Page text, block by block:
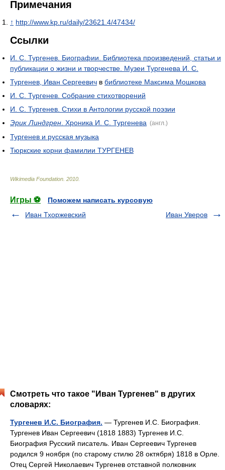
Примечания
↑ http://www.kp.ru/daily/23621.4/47434/
Ссылки
И. С. Тургенев. Биографии. Библиотека произведений, статьи и
публикации о жизни и творчестве. Музеи Тургенева И. С.
Тургенев, Иван Сергеевич в библиотеке Максима Мошкова
И. С. Тургенев. Собрание стихотворений
И. С. Тургенев. Стихи в Антологии русской поэзии
Эрик Линдгрен . Хроника И. С. Тургенева (англ.)
Тургенев и русская музыка
Тюркские корни фамилии ТУРГЕНЕВ
Wikimedia Foundation 2010
Игры ⚽
Поможем написать курсовую
Иван Тхоржевский
Иван Уверов
Смотреть что такое "Иван Тургенев" в других
словарях:
Тургенев И.С. Биография. — Тургенев И.С. Биография.
Тургенев Иван Сергеевич (1818 1883) Тургенев И.С.
Биография Русский писатель. Иван Сергеевич Тургенев
родился 9 ноября (по старому стилю 28 октября) 1818 в Орле.
Отец Сергей Николаевич Тургенев отставной полковник